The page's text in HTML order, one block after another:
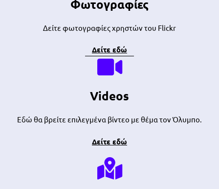
Φωτογραφίες
Δείτε φωτογραφίες χρηστών του Flickr
Δείτε εδώ
Videos
Εδώ θα βρείτε επιλεγμένα βίντεο με θέμα τον Όλυμπο.
Δείτε εδώ